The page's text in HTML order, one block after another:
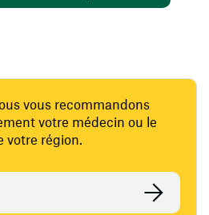
vous recommandons
votre médecin ou le
votre région.